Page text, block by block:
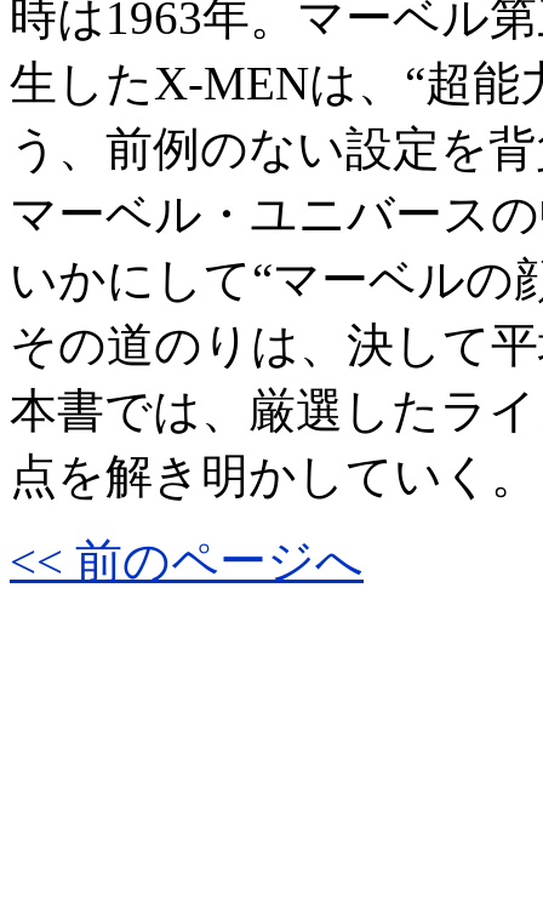
時は1963年。マーベル
生したX-MENは、“超能
う、前例のない設定を
マーベル・ユニバース
いかにして“マーベルの
その道のりは、決して
本書では、厳選したラ
点を解き明かしていく。
<< 前のページへ